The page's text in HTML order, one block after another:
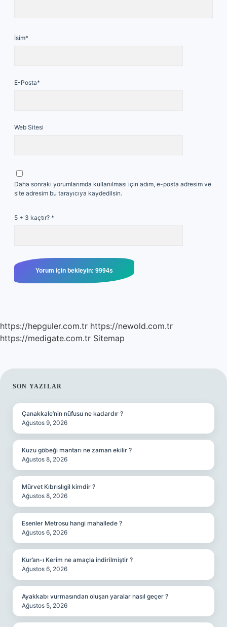
İsim*
E-Posta*
Web Sitesi
Daha sonraki yorumlarımda kullanılması için adım, e-posta adresim ve
site adresim bu tarayıcıya kaydedilsin.
5 + 3 kaçtır? *
https://hepguler.com.tr https://newold.com.tr
https://medigate.com.tr Sitemap
SIDEBAR
SON YAZILAR
Çanakkale’nin nüfusu ne kadardır ?
Ağustos 9, 2026
Kuzu göbeği mantarı ne zaman ekilir ?
Ağustos 8, 2026
Mürvet Kıbrıslıgil kimdir ?
Ağustos 8, 2026
Esenler Metrosu hangi mahallede ?
Ağustos 6, 2026
Kur’an-ı Kerim ne amaçla indirilmiştir ?
Ağustos 6, 2026
Ayakkabı vurmasından oluşan yaralar nasıl geçer ?
Ağustos 5, 2026